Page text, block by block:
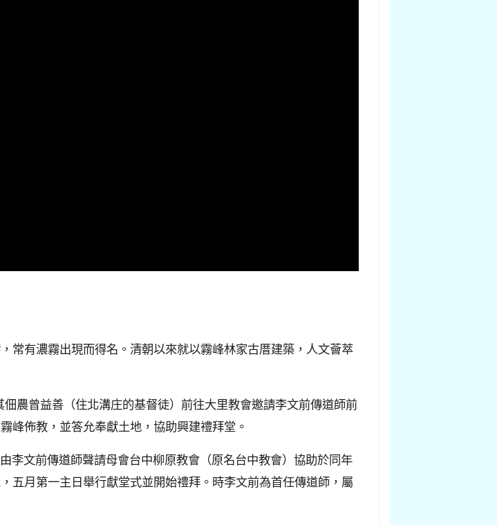
常有濃霧出現而得名。清朝以來就以霧峰林家古厝建築，人文薈萃
農曾益善（住北溝庄的基督徒）前往大里教會邀請李文前傳道師前
峰佈教，並答允奉獻土地，協助興建禮拜堂。
李文前傳道師聲請母會台中柳原教會（原名台中教會）協助於同年
五月第一主日舉行獻堂式並開始禮拜。時李文前為首任傳道師，屬